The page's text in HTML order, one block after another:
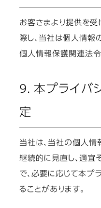
お客さまより提供を
際し、当社は個人情報
個人情報保護関連法令
9. 本プライバ
定
当社は、当社の個人情
継続的に見直し、適宜
で、必要に応じて本プ
ることがあります。